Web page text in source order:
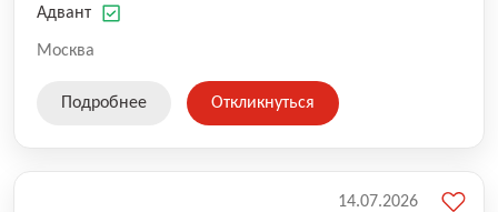
Адвант
Москва
Подробнее Откликнуться
14.07.2026